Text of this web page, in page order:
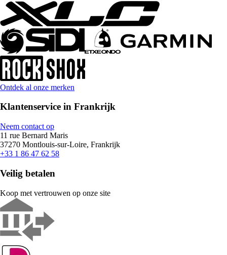
Ontdek al onze merken
Klantenservice in Frankrijk
Neem contact op
11 rue Bernard Maris
37270 Montlouis-sur-Loire, Frankrijk
+33 1 86 47 62 58
Veilig betalen
Koop met vertrouwen op onze site